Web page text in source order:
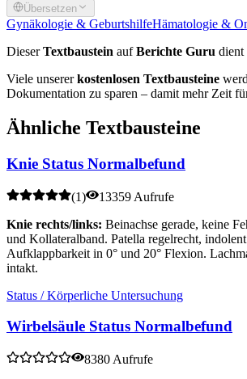
Übersetzen
Gynäkologie & GeburtshilfeHämatologie &
DieserTextbaustein aufBerichte Guru dient
Viele unsererkostenlosen Textbausteine
Dokumentation zu sparen – damit mehr Zeit
Ähnliche Textbausteine
Knie Status Normalbefund
(1)
13359 Aufrufe
Knie rechts/links: Beinachse gerade, keine
und Kollateralband. Patella regelrecht,
Aufklappbarkeit in 0° und 20° Flexion.
intakt.
Status / Körperliche Untersuchung
Wirbelsäule Status Normalbefund
8380 Aufrufe